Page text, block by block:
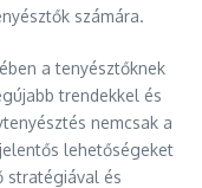
számára.
a tenyésztőknek
trendekkel és
nemcsak a
lehetőségeket
stratégiával és